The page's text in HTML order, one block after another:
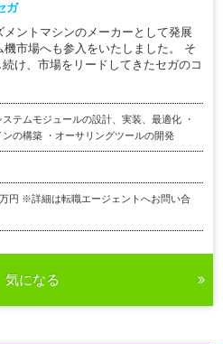
ガ
ントマシンのメーカーとして発展
市場へも参入をいたしました。 そ
け、市場をリードしてきたセガのコ
ステムモジュールの設計、実装、最適化 ・
の構築 ・オーサリングツールの開発
円 ※詳細は転職エージェントへお問い合
気になる